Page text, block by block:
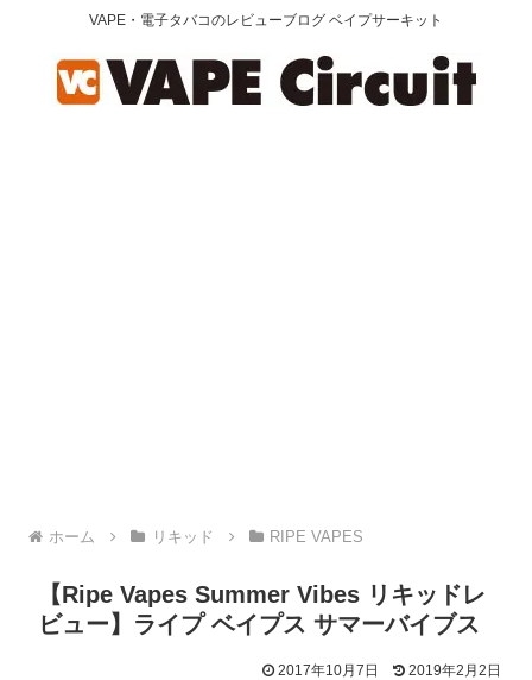
VAPE・電子タバコのレビューブログ ベイプサーキット
ホーム リキッド RIPE VAPES
【Ripe Vapes Summer Vibes リキッドレ
ビュー】ライプ ベイプス サマーバイブス
2017年10月7日 2019年2月2日